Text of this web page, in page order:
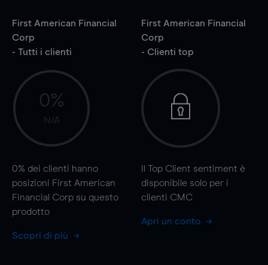
First American Financial
Corp
- Tutti i clienti
0%
N/A
0% dei clienti hanno
posizioni First American
Financial Corp su questo
prodotto
Scopri di più
First American Financial
Corp
- Clienti top
Il Top Client sentiment è
disponibile solo per i
clienti CMC
Apri un conto